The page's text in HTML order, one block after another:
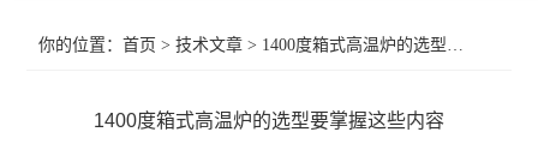
你的位置：首页 >技术文章 > 1400度箱式高温炉的选型要掌握这些内容
1400度箱式高温炉的选型要掌握这些内容